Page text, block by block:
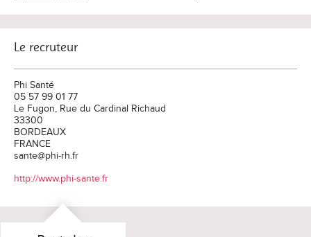
Le recruteur
Phi Santé
05 57 99 01 77
Le Fugon, Rue du Cardinal Richaud
33300
BORDEAUX
FRANCE
sante@phi-rh.fr
http://www.phi-sante.fr